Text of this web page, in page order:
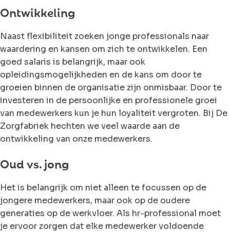
Ontwikkeling
Naast flexibiliteit zoeken jonge professionals naar
waardering en kansen om zich te ontwikkelen. Een
goed salaris is belangrijk, maar ook
opleidingsmogelijkheden en de kans om door te
groeien binnen de organisatie zijn onmisbaar. Door te
investeren in de persoonlijke en professionele groei
van medewerkers kun je hun loyaliteit vergroten. Bij De
Zorgfabriek hechten we veel waarde aan de
ontwikkeling van onze medewerkers.
Oud vs. jong
Het is belangrijk om niet alleen te focussen op de
jongere medewerkers, maar ook op de oudere
generaties op de werkvloer. Als hr-professional moet
je ervoor zorgen dat elke medewerker voldoende